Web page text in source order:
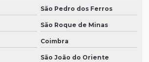
São Pedro dos Ferros
São Roque de Minas
Coimbra
São João do Oriente